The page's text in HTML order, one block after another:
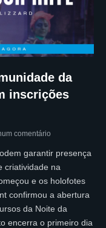
da
inscrições
comentário
garantir presença
criatividade na
e os holofotes
confirmou a abertura
da Noite da
encerra o primeiro dia